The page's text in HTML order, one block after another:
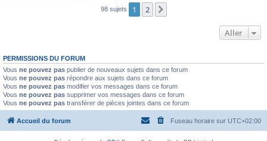
98 sujets 1 2
Aller
PERMISSIONS DU FORUM
Vous ne pouvez pas publier de nouveaux sujets dans ce forum
Vous ne pouvez pas répondre aux sujets dans ce forum
Vous ne pouvez pas modifier vos messages dans ce forum
Vous ne pouvez pas supprimer vos messages dans ce forum
Vous ne pouvez pas transférer de pièces jointes dans ce forum
Accueil du forum Fuseau horaire sur UTC+02:00